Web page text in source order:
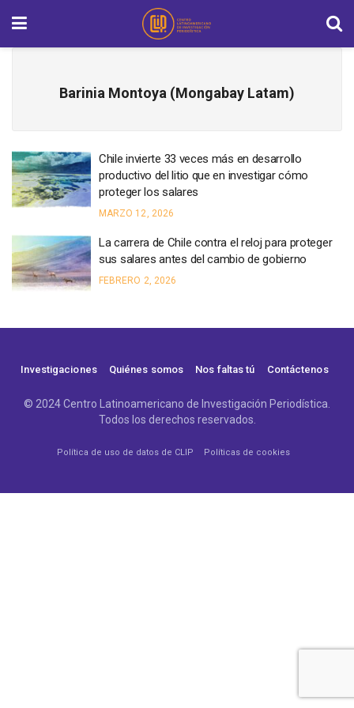
Barinia Montoya (Mongabay Latam)
Chile invierte 33 veces más en desarrollo
productivo del litio que en investigar cómo
proteger los salares
MARZO 12, 2026
La carrera de Chile contra el reloj para proteger
sus salares antes del cambio de gobierno
FEBRERO 2, 2026
Investigaciones Quiénes somos Nos faltas tú Contáctenos
© 2024 Centro Latinoamericano de Investigación Periodística.
Todos los derechos reservados.
Política de uso de datos de CLIP Políticas de cookies